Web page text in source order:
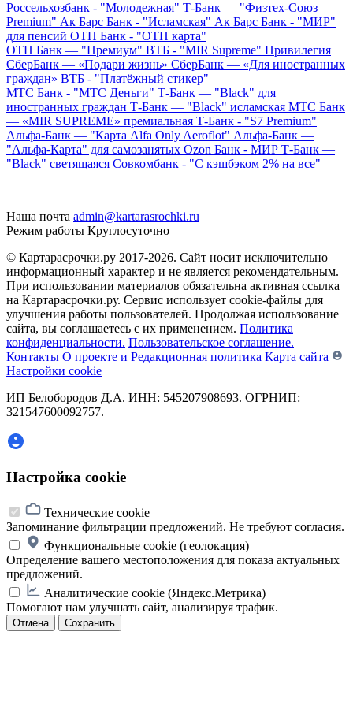
Россельхозбанк - "Молодежная" Т-Банк — "Физтех-Союз
Premium" Ак Барс Банк - "Исламская" Ак Барс Банк - "МИР"
для пенсий ОТП Банк - "ОТП карта"
ОТП Банк — "Премиум" ВТБ - "MIR Supreme" Привилегия
СберБанк — «Подари жизнь» СберБанк — «Для иностранных
граждан» ВТБ - "Платёжный стикер"
МТС Банк - "МТС Деньги" Т-Банк — "Black" для
иностранных граждан Т-Банк — "Black" исламская МТС Банк
— «MIR SUPREME» премиальная Т-Банк - "S7 Premium"
Альфа-Банк — "Карта Alfa Only Aeroflot" Альфа-Банк —
"Альфа-Карта" для самозанятых Ozon Банк - МИР Т-Банк —
"Black" светящаяся Совкомбанк - "С кэшбэком 2% на все"
Наша почта admin@kartarasrochki.ru
Режим работы Круглосуточно
© Картарасрочки.ру 2017-2026. Сайт носит исключительно
информационный характер и не является рекомендательным.
При использовании материалов обязательна активная ссылка
на Картарасрочки.ру. Сервис использует cookie-файлы для
улучшения работы пользователей. Продолжая использование
сайта, вы соглашаетесь с их применением. Политика
конфиденциальности. Пользовательское соглашение.
Контакты О проекте и Редакционная политика Карта сайта
Настройки cookie
ИП Белобородов Д.А. ИНН: 545207908693. ОГРНИП:
321547600092757.
Настройка cookie
Технические cookie
Запоминание фильтрации предложений. Не требуют согласия.
Функциональные cookie (геолокация)
Определение вашего местоположения для показа актуальных
предложений.
Аналитические cookie (Яндекс.Метрика)
Помогают нам улучшать сайт, анализируя трафик.
Отмена Сохранить